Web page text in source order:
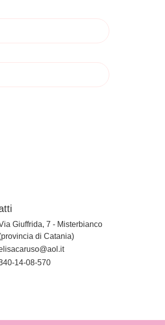
Giuffrida, 7 - Misterbianco
di Catania)
14-08-570